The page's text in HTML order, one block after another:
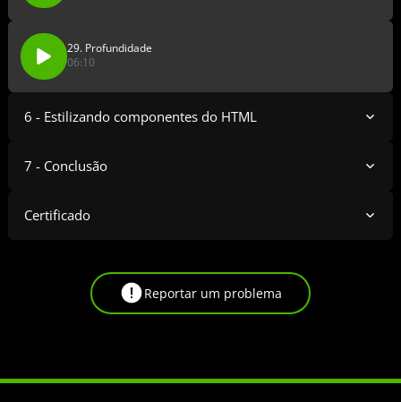
29. Profundidade
06:10
6 - Estilizando componentes do HTML
7 - Conclusão
Certificado
Reportar um problema